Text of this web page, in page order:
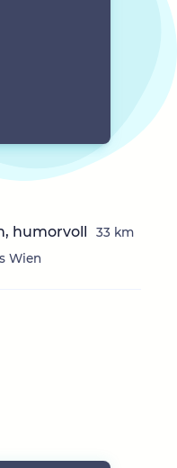
humorvoll
Wien
33 km